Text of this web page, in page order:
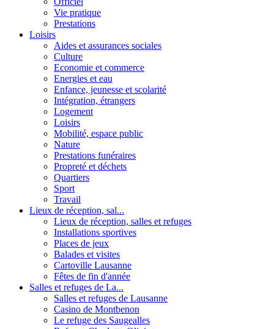
Vie pratique
Prestations
Loisirs
Aides et assurances sociales
Culture
Economie et commerce
Energies et eau
Enfance, jeunesse et scolarité
Intégration, étrangers
Logement
Loisirs
Mobilité, espace public
Nature
Prestations funéraires
Propreté et déchets
Quartiers
Sport
Travail
Lieux de réception, sal...
Lieux de réception, salles et refuges
Installations sportives
Places de jeux
Balades et visites
Cartoville Lausanne
Fêtes de fin d'année
Salles et refuges de La...
Salles et refuges de Lausanne
Casino de Montbenon
Le refuge des Saugealles